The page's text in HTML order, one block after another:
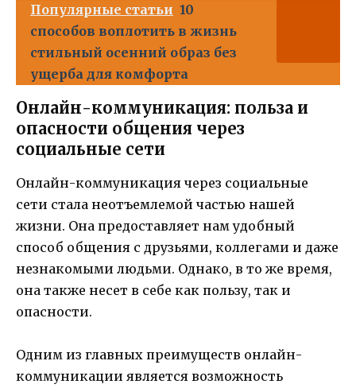
Популярные статьи 10
способов воплотить в жизнь
стильный осенний образ без
ущерба для комфорта
Онлайн-коммуникация: польза и
опасности общения через
социальные сети
Онлайн-коммуникация через социальные
сети стала неотъемлемой частью нашей
жизни. Она предоставляет нам удобный
способ общения с друзьями, коллегами и даже
незнакомыми людьми. Однако, в то же время,
она также несет в себе как пользу, так и
опасности.
Одним из главных преимуществ онлайн-
коммуникации является возможность